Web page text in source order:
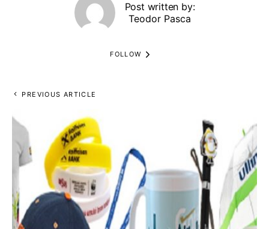
Post written by:
Teodor Pasca
FOLLOW
PREVIOUS ARTICLE